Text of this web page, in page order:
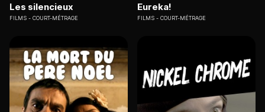
Les silencieux
FILMS COURT-MÉTRAGE
Eureka!
FILMS COURT-MÉTRAGE